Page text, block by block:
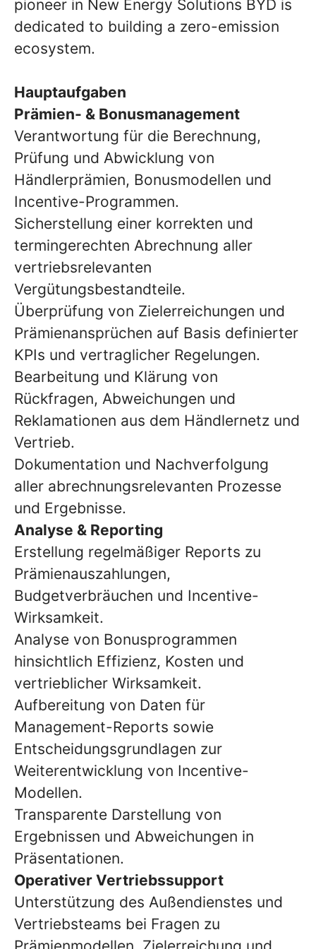
pioneer in New Energy Solutions BYD is
dedicated to building a zero-emission
ecosystem.
Hauptaufgaben
Prämien- & Bonusmanagement
Verantwortung für die Berechnung,
Prüfung und Abwicklung von
Händlerprämien, Bonusmodellen und
Incentive-Programmen.
Sicherstellung einer korrekten und
termingerechten Abrechnung aller
vertriebsrelevanten
Vergütungsbestandteile.
Überprüfung von Zielerreichungen und
Prämienansprüchen auf Basis definierter
KPIs und vertraglicher Regelungen.
Bearbeitung und Klärung von
Rückfragen, Abweichungen und
Reklamationen aus dem Händlernetz und
Vertrieb.
Dokumentation und Nachverfolgung
aller abrechnungsrelevanten Prozesse
und Ergebnisse.
Analyse & Reporting
Erstellung regelmäßiger Reports zu
Prämienauszahlungen,
Budgetverbräuchen und Incentive-
Wirksamkeit.
Analyse von Bonusprogrammen
hinsichtlich Effizienz, Kosten und
vertrieblicher Wirksamkeit.
Aufbereitung von Daten für
Management-Reports sowie
Entscheidungsgrundlagen zur
Weiterentwicklung von Incentive-
Modellen.
Transparente Darstellung von
Ergebnissen und Abweichungen in
Präsentationen.
Operativer Vertriebssupport
Unterstützung des Außendienstes und
Vertriebsteams bei Fragen zu